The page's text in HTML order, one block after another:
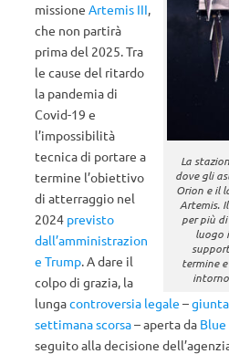
La
dove gli
Orion e il
Artemis.
per più
luogo
termine
missione Artemis III,
che non partirà
prima del 2025. Tra
le cause del ritardo
la pandemia di
Covid-19 e
l’impossibilità
tecnica di portare a
termine l’obiettivo
di atterraggio nel
2024 previsto
dall’amministrazion
e Trump. A dare il
colpo di grazia, la
lungacontroversia legale –
settimana scorsa– aperta da
seguito alla decisione